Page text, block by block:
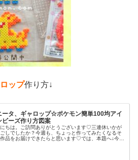
ップ作り方↓
ータ、ギャロップ☆ポケモン簡単100均アイ
ビーズ作り方図案
にちは。ご訪問ありがとうございます♡三連休いかが
しでしたか？今週も、ちょっと作ってみたくなるそ
品をお届けできたらと思います♡では、本題へ↓今日